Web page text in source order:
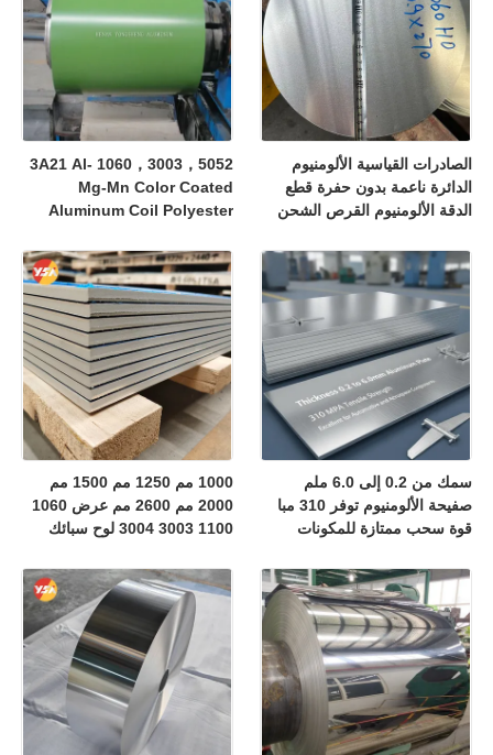
1060，3003，5052 3A21 Al-
Mg-Mn Color Coated
Aluminum Coil Polyester
Weather Resistant Anti
Fade 25 Year Warranty For
Building Fascia Pipe
Wrapping
الصادرات القياسية الألومنيوم
الدائرة ناعمة بدون حفرة قطع
الدقة الألومنيوم القرص الشحن
صناعية متعددة
1000 مم 1250 مم 1500 مم
2000 مم 2600 مم عرض 1060
1100 3003 3004 لوح سبائك
مشقوقة مقصوصة شحن حاوية
سائبة مقاومة للصدأ
سمك من 0.2 إلى 6.0 ملم
صفيحة الألومنيوم توفر 310 مبا
قوة سحب ممتازة للمكونات